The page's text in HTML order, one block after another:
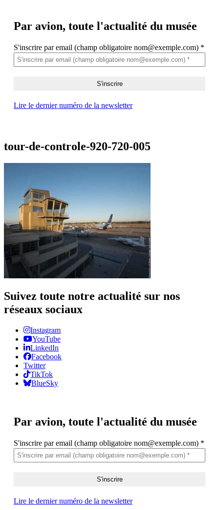
Par avion, toute l'actualité du musée
S'inscrire par email (champ obligatoire nom@exemple.com) *
Lire le dernier numéro de la newsletter
tour-de-controle-920-720-005
Suivez toute notre actualité sur nos
réseaux sociaux
Instagram
YouTube
LinkedIn
Facebook
Twitter
TikTok
BlueSky
Par avion, toute l'actualité du musée
S'inscrire par email (champ obligatoire nom@exemple.com) *
Lire le dernier numéro de la newsletter